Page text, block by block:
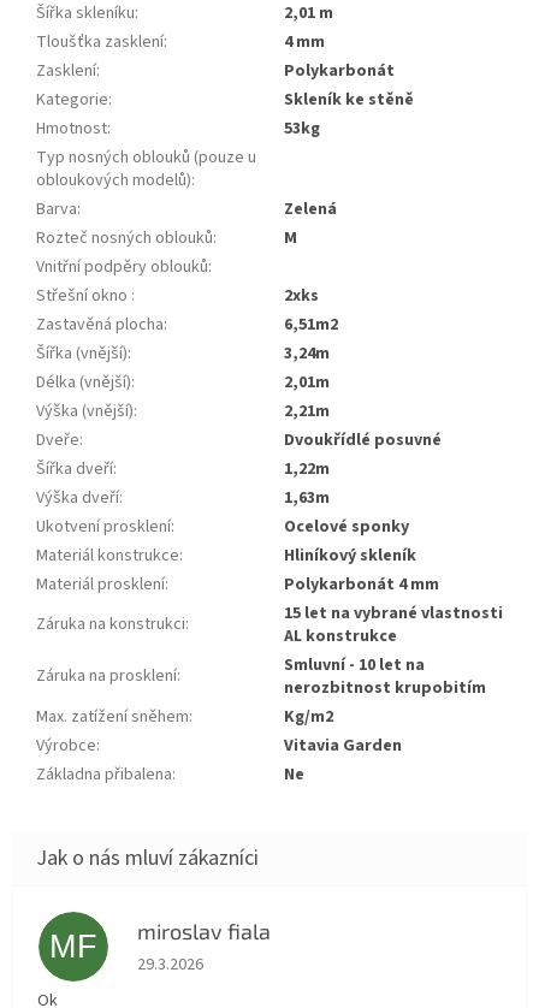
Šířka skleníku:
2,01 m
Tloušťka zasklení:
4 mm
Zasklení:
Polykarbonát
Kategorie:
skleník ke stěně
Hmotnost:
53kg
Typ nosných oblouků (pouze u
obloukových modelů):
Barva:
zelená
Rozteč nosných oblouků:
m
Vnitřní podpěry oblouků:
Střešní okno :
2xks
Zastavěná plocha:
6,51m2
Šířka (vnější):
3,24m
Délka (vnější):
2,01m
Výška (vnější):
2,21m
Dveře:
dvoukřídlé posuvné
Šířka dveří:
1,22m
Výška dveří:
1,63m
Ukotvení prosklení:
ocelové sponky
Materiál konstrukce:
hliníkový skleník
Materiál prosklení:
polykarbonát 4 mm
Záruka na konstrukci:
15 let na vybrané vlastnosti
AL konstrukce
Záruka na prosklení:
smluvní - 10 let na
nerozbitnost krupobitím
Max. zatížení sněhem:
kg/m2
Výrobce:
Vitavia Garden
Základna přibalena: ne
MF miroslav fiala
Hodnocení obchodu je 5 z 5 hvězdiček.
29.3.2026
Ok